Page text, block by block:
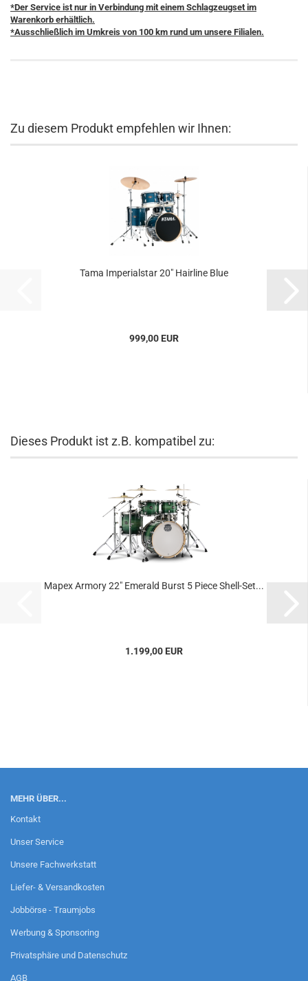
*Der Service ist nur in Verbindung mit einem Schlagzeugset im
Warenkorb erhältlich.
*Ausschließlich im Umkreis von 100 km rund um unsere Filialen.
Zu diesem Produkt empfehlen wir Ihnen:
Tama Imperialstar 20" Hairline Blue
999,00 EUR
Dieses Produkt ist z.B. kompatibel zu:
Mapex Armory 22" Emerald Burst 5 Piece Shell-Set...
1.199,00 EUR
MEHR ÜBER...
Kontakt
Unser Service
Unsere Fachwerkstatt
Liefer- & Versandkosten
Jobbörse - Traumjobs
Werbung & Sponsoring
Privatsphäre und Datenschutz
AGB